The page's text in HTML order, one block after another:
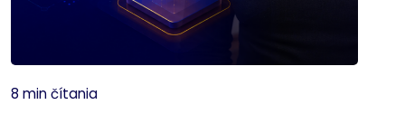
8 min čítania